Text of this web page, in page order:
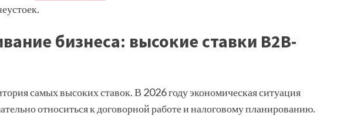
бизнеса: высокие ставки B2B-
самых высоких ставок. В 2026 году экономическая ситуация
относиться к договорной работе и налоговому планированию.